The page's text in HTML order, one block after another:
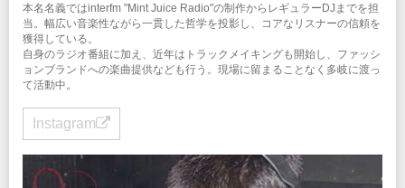
本名名義ではinterfm "Mint Juice Radio"の制作からレギュラーDJまでを担
当。幅広い音楽性ながら一貫した哲学を投影し、コアなリスナーの信頼を
獲得している。
自身のラジオ番組に加え、近年はトラックメイキングも開始し、ファッシ
ョンブランドへの楽曲提供なども行う。現場に留まることなく多岐に渡っ
て活動中。
Instagram